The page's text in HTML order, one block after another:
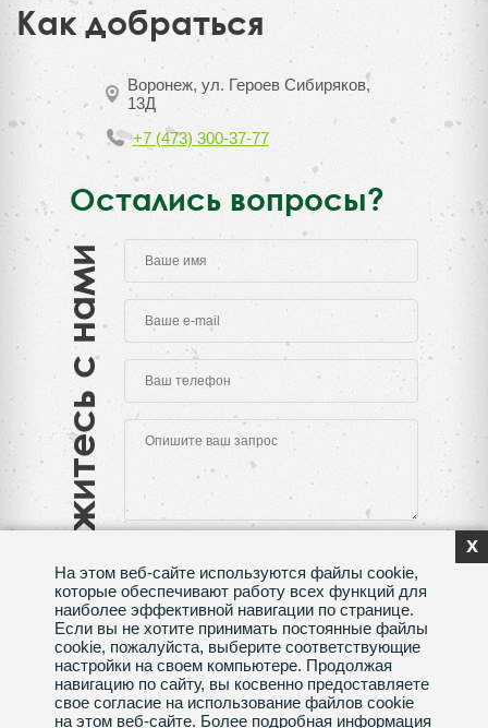
Как добраться
Воронеж, ул. Героев Сибиряков,
13Д
+7 (473) 300-37-77
Остались вопросы?
Свяжитесь с нами
Нажимая на кнопку "Отправить", Вы даете согласие
на обработку своихперсональных данных
Сделано в веб-студииSeoMAX
x
На этом веб-сайте используются файлы cookie,
которые обеспечивают работу всех функций для
наиболее эффективной навигации по странице.
Если вы не хотите принимать постоянные файлы
cookie, пожалуйста, выберите соответствующие
настройки на своем компьютере. Продолжая
навигацию по сайту, вы косвенно предоставляете
свое согласие на использование файлов cookie
на этом веб-сайте. Более подробная информация